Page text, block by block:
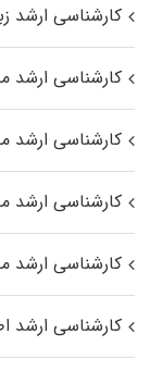
کارشناسی ارشد
کارشناسی ارشد
کارشناسی ارشد
کارشناسی ارشد
کارشناسی ارشد
کارشناسی ارشد